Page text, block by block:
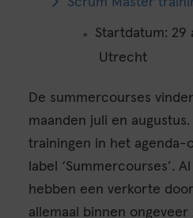
Startdatum: 29
Utrecht
De summercourses
maanden juli en
trainingen in het agenda-
label ‘Summercourses’.
hebben een verkorte
allemaal binnen ongeveer